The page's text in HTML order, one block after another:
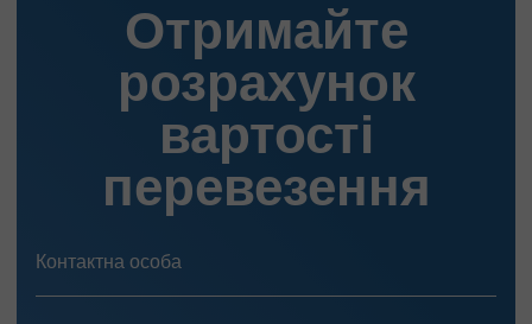
Отримайте
розрахунок
вартості
перевезення